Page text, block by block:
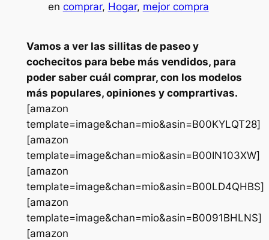
en comprar, Hogar, mejor compra
Vamos a ver las sillitas de paseo y
cochecitos para bebe más vendidos, para
poder saber cuál comprar, con los modelos
más populares, opiniones y comprartivas.
[amazon
template=image&chan=mio&asin=B00KYLQT28]
[amazon
template=image&chan=mio&asin=B00IN103XW]
[amazon
template=image&chan=mio&asin=B00LD4QHBS]
[amazon
template=image&chan=mio&asin=B0091BHLNS]
[amazon